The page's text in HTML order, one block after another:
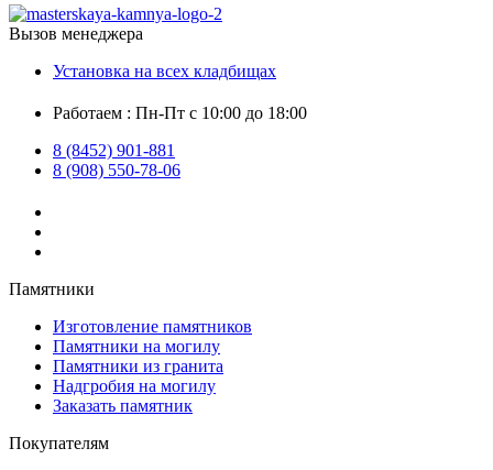
Вызов менеджера
Установка на всех кладбищах
Работаем : Пн-Пт с 10:00 до 18:00
8 (8452) 901-881
8 (908) 550-78-06
Памятники
Изготовление памятников
Памятники на могилу
Памятники из гранита
Надгробия на могилу
Заказать памятник
Покупателям